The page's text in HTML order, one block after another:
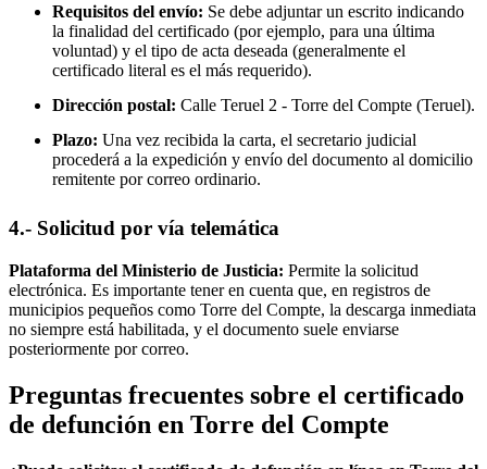
Requisitos del envío: Se debe adjuntar un escrito indicando
la finalidad del certificado (por ejemplo, para una última
voluntad) y el tipo de acta deseada (generalmente el
certificado literal es el más requerido).
Dirección postal: Calle Teruel 2 - Torre del Compte (Teruel).
Plazo: Una vez recibida la carta, el secretario judicial
procederá a la expedición y envío del documento al domicilio
remitente por correo ordinario.
4.- Solicitud por vía telemática
Plataforma del Ministerio de Justicia: Permite la solicitud
electrónica. Es importante tener en cuenta que, en registros de
municipios pequeños como Torre del Compte, la descarga inmediata
no siempre está habilitada, y el documento suele enviarse
posteriormente por correo.
Preguntas frecuentes sobre el certificado
de defunción en Torre del Compte